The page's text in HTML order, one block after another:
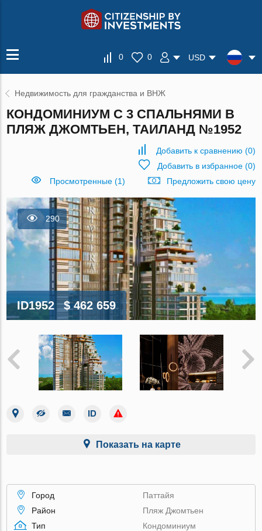
0 0 USD
Недвижимость для гражданства и ВНЖ
КОНДОМИНИУМ С 3 СПАЛЬНЯМИ В
ПЛЯЖ ДЖОМТЬЕН, ТАИЛАНД №1952
Добавить к сравнению (0)
Добавить в избранное(0)
Просмотренные (1)
Предложить свою цену
290
ID1952 $ 462 659
Показать на карте
Город
Паттайя
Район
Пляж Джомтьен
Тип
Кондоминиум